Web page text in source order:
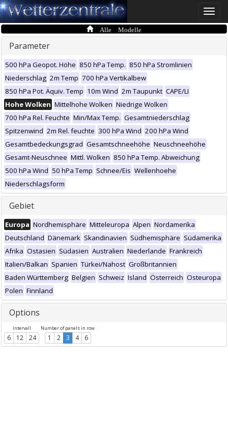
Toggle
Alle Modelle
Parameter
500 hPa Geopot. Höhe 850 hPa Temp. 850 hPa Stromlinien
Niederschlag 2m Temp 700 hPa Vertikalbew
850 hPa Pot. Äquiv. Temp 10m Wind 2m Taupunkt CAPE/LI
Hohe Wolken Mittelhohe Wolken Niedrige Wolken
700 hPa Rel. Feuchte Min/Max Temp. Gesamtniederschlag
Spitzenwind 2m Rel. feuchte 300 hPa Wind 200 hPa Wind
Gesamtbedeckungsgrad Gesamtschneehöhe Neuschneehöhe
Gesamt-Neuschnee Mittl. Wolken 850 hPa Temp. Abweichung
500 hPa Wind 50 hPa Temp Schnee/Eis Wellenhoehe
Niederschlagsform
Gebiet
Europa Nordhemisphäre Mitteleuropa Alpen Nordamerika
Deutschland Dänemark Skandinavien Südhemisphäre Südamerika
Afrika Ostasien Südasien Australien Niederlande Frankreich
Italien/Balkan Spanien Türkei/Nahost Großbritannien
Baden Württemberg Belgien Schweiz Island Österreich Osteuropa
Polen Finnland
Options
Intervall
6 12 24
Number of panels in row
1 2 3 4 6